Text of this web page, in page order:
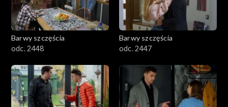
Barwy szczęścia
odc. 2448
Barwy szczęścia
odc. 2447